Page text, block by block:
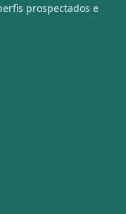
prospectados e